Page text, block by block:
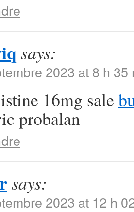
says:
2023 at 8 h 35
16mg sale
probalan
says:
2023 at 12 h